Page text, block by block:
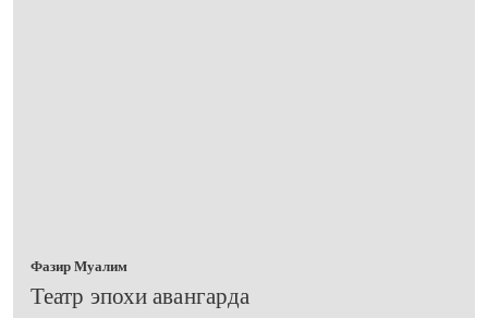
Фазир Муалим
​Театр эпохи авангарда